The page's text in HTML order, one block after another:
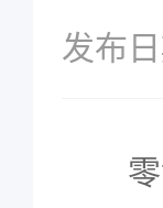
发布
零